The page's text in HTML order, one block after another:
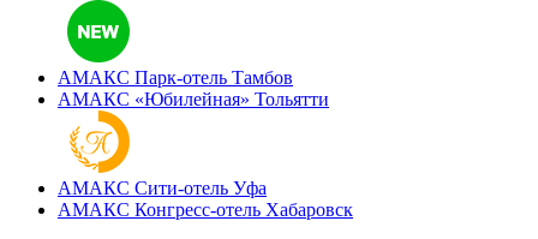
АМАКС Парк-отель Тамбов
АМАКС «‎Юбилейная» Тольятти
АМАКС Сити-отель Уфа
АМАКС Конгресс-отель Хабаровск